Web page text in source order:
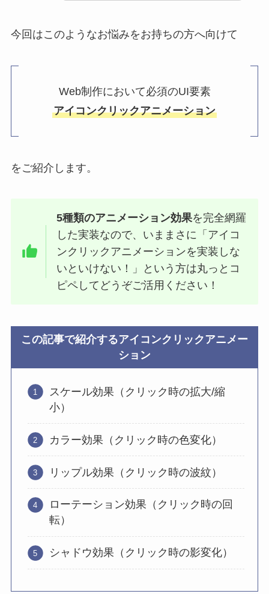
今回はこのようなお悩みをお持ちの方へ向けて
Web制作において必須のUI要素
アイコンクリックアニメーション
をご紹介します。
5種類のアニメーション効果を完全網羅
した実装なので、いままさに「アイコ
ンクリックアニメーションを実装しな
いといけない！」という方は丸っとコ
ピペしてどうぞご活用ください！
この記事で紹介するアイコンクリックアニメー
ション
スケール効果（クリック時の拡大/縮
小）
カラー効果（クリック時の色変化）
リップル効果（クリック時の波紋）
ローテーション効果（クリック時の回
転）
シャドウ効果（クリック時の影変化）